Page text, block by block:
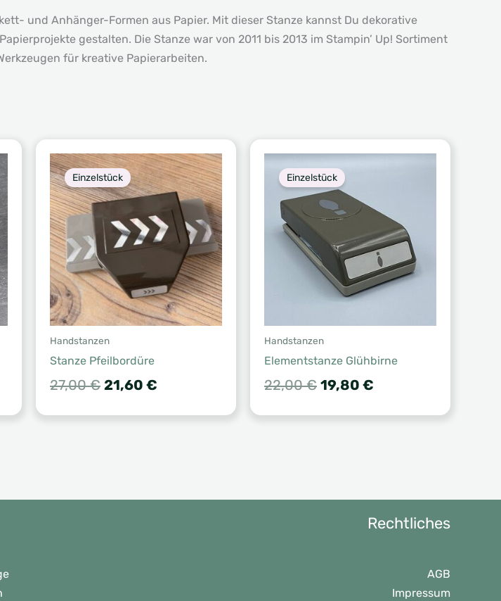
und Anhänger-Formen aus Papier. Mit dieser Stanze kannst Du dekorative
gestalten. Die Stanze war von 2011 bis 2013 im Stampin’ Up! Sortiment
für kreative Papierarbeiten.
Einzelstück
Handstanzen
Stanze Pfeilbordüre
27,00€ Ursprünglicher
war:
21,60 €
ist:
Einzelstück
Handstanzen
Elementstanze Glühbirne
22,00€ Ursprünglicher
war:
19,80 €
ist:
Rechtliches
AGB
Impressum